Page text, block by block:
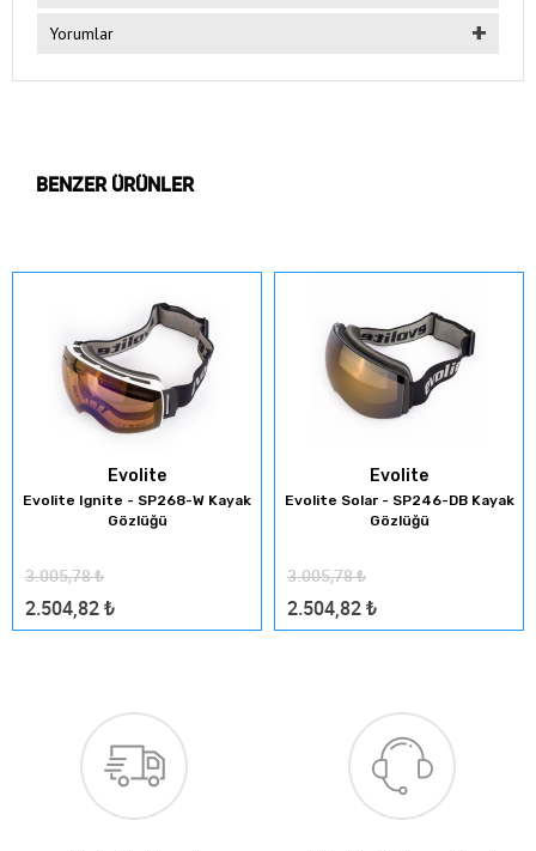
Yorumlar
BENZER ÜRÜNLER
Evolite
Evolite Ignite - SP268-W Kayak
Gözlüğü
3.005,78₺
2.504,82 ₺
Evolite
Evolite Solar - SP246-DB Kayak
Gözlüğü
3.005,78₺
2.504,82 ₺